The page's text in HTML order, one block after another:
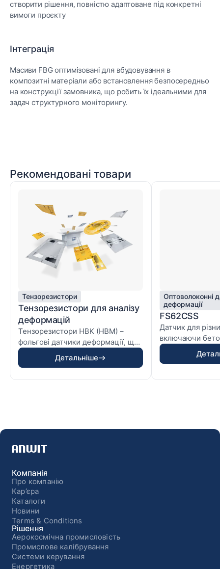
створити рішення, повністю адаптоване під конкретні
вимоги проєкту
Інтеграція
Масиви FBG оптимізовані для вбудовування в
композитні матеріали або встановлення безпосередньо
на конструкції замовника, що робить їх ідеальними для
задач структурного моніторингу.
Рекомендовані товари
Тензорезистори
Тензорезистори для аналізу
деформацій
Тензорезистори HBK (HBM) –
фольгові датчики деформації, що
перетворюють механічн...
Детальніше
Оптоволоконні
деформації
FS62CSS
Датчик для
включаючи
матеріали, що
Компанія
Про компанію
Кар’єра
Каталоги
Новини
Terms & Conditions
Рішення
Аерокосмічна промисловість
Промислове калібрування
Системи керування
Енергетика